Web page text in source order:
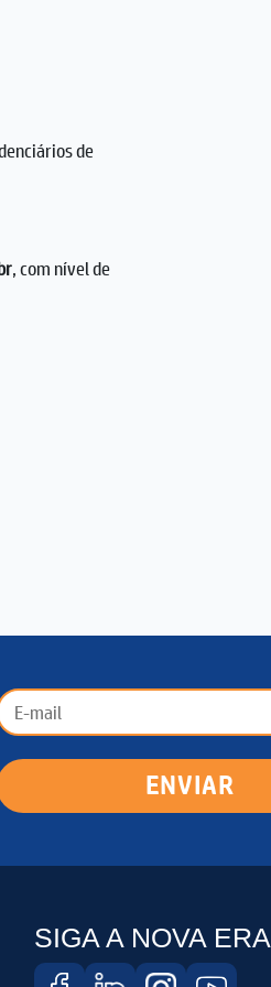
de
, com nível de
ENVIAR
SIGA A NOVA ERA